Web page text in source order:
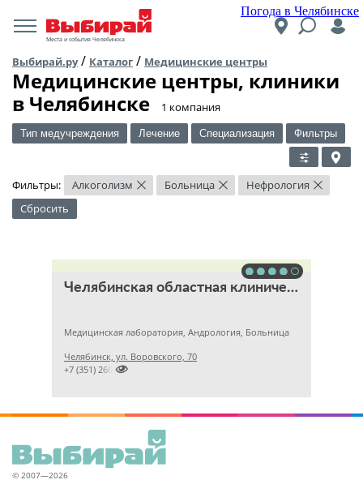
Погода в Челябинске
Места и события Челябинска
Выбирай.ру/ Каталог / Медицинские центры
Медицинские центры, клиники
в Челябинске
​1 компания
Тип медучреждения Лечение Специализация Фильтры
Фильтры: Алкоголизм × Больница × Нефрология ×
Сбросить
Челябинская областная клиническая больница
Медицинская лаборатория, Андрология, Больница
Челябинск, ул. Воровского, 70

+7 (351) 2609824
© 2007—2026